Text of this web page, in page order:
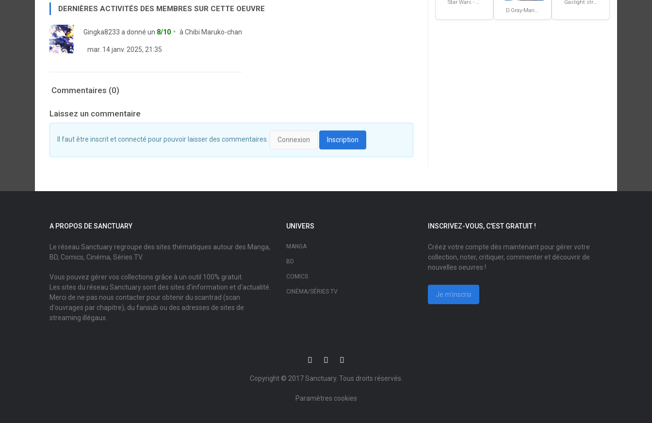
DERNIÈRES ACTIVITÉS DES MEMBRES SUR CETTE OEUVRE
Gingka8233 a donné un 8/10 à Chibi Maruko-chan
mar. 14 janv. 2025, 21:35
Commentaires (0)
Laissez un commentaire
Il faut être inscrit et connecté pour pouvoir laisser des commentaires. Connexion Inscription
Star Wars - La Haute République - Un équilibre fragile
D.Gray-Man #29
Gaslight stray dog detectives #1
A PROPOS DE SANCTUARY
Le réseau Sanctuary regroupe des sites thématiques autour des Manga,
BD, Comics, Cinéma, Séries TV.
Vous pouvez gérer vos collections grâce à un outil 100% gratuit.
Les sites du réseau Sanctuary sont des sites d'information et d'actualité.
Merci de ne pas nous contacter pour obtenir du scantrad (scan
d'ouvrages par chapitre), du fansub ou des adresses de sites de
streaming illégaux.
UNIVERS
MANGA
BD
COMICS
CINÉMA/SÉRIES TV
INSCRIVEZ-VOUS, C'EST GRATUIT !
Créez votre compte dès maintenant pour gérer votre
collection, noter, critiquer, commenter et découvrir de
nouvelles oeuvres !
Je m'inscris
Copyright © 2017Sanctuary. Tous droits réservés.
Paramètres cookies